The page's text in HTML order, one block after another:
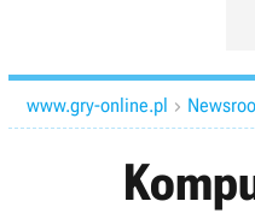
www.gry-online.pl 